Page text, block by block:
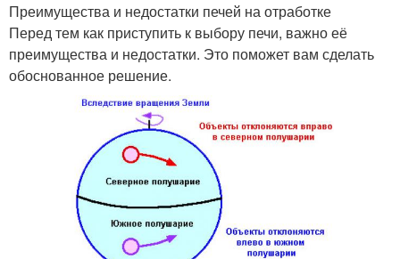
Преимущества и недостатки печей на отработке
Перед тем как приступить к выбору печи, важно её
преимущества и недостатки. Это поможет вам сделать
обоснованное решение.